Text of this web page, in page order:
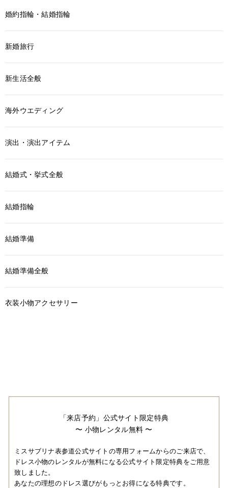
婚約指輪・結婚指輪
新婚旅行
新生活全般
海外ウエディング
演出・演出アイテム
結婚式・挙式全般
結婚指輪
結婚準備
結婚準備全般
衣装小物アクセサリー
「来店予約」公式サイト限定特典
〜 小物レンタル無料 〜
ミスサブリナ表参道公式サイトの専用フォームからのご来店で、
ドレス小物のレンタルが無料になる公式サイト限定特典をご用意
致しました。
あなたの理想のドレス選びがもっとお得になる特典です。